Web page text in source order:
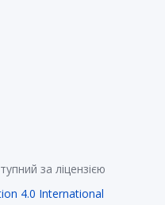
за ліцензією
4.0 International